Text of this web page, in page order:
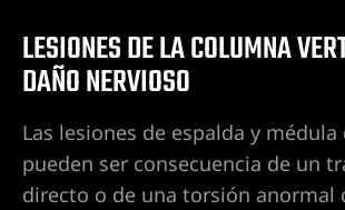
LESIONES DE LA COLUMNA
DAÑO NERVIOSO
Las lesiones de espalda y médula
pueden ser consecuencia de un
directo o de una torsión anormal